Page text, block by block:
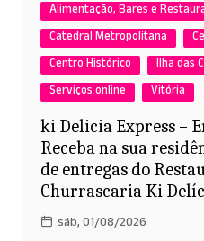
Alimentação, Bares e
Catedral Metropolitana
Centro Histórico
Ilha das
Serviços online
Vitória
ki Delicia Express –
Receba na sua
de entregas do
Churrascaria Ki
sáb, 01/08/2026